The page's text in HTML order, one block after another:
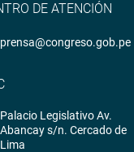
DE ATENCIÓN
prensa@congreso.gob.pe
Palacio Legislativo Av.
Abancay s/n. Cercado de
Lima